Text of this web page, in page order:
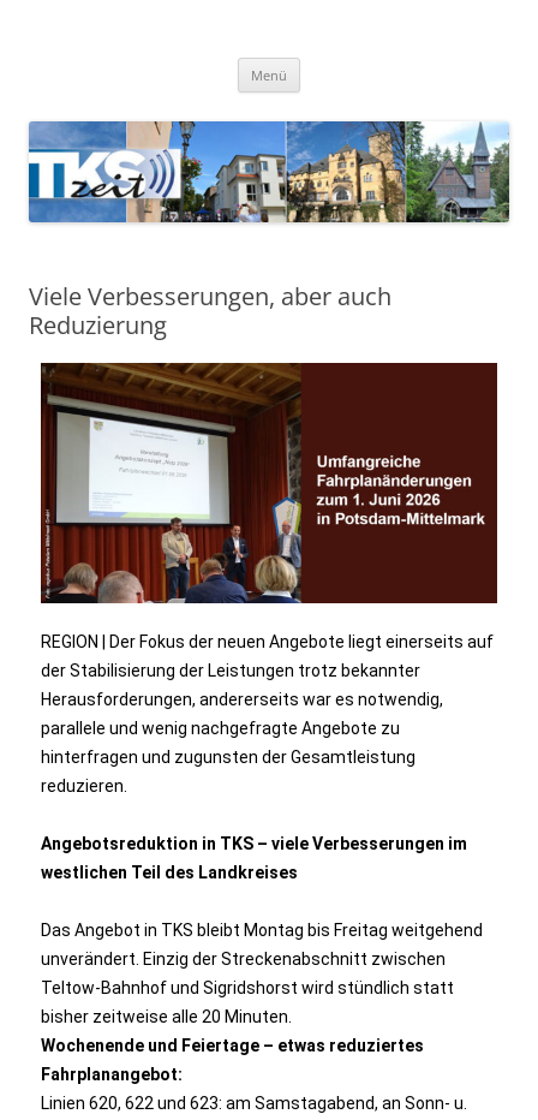
Menü
Viele Verbesserungen, aber auch
Reduzierung
REGION | Der Fokus der neuen Angebote liegt einerseits auf
der Stabilisierung der Leistungen trotz bekannter
Herausforderungen, andererseits war es notwendig,
parallele und wenig nachgefragte Angebote zu
hinterfragen und zugunsten der Gesamtleistung
reduzieren.
Angebotsreduktion in TKS – viele Verbesserungen im
westlichen Teil des Landkreises
Das Angebot in TKS bleibt Montag bis Freitag weitgehend
unverändert. Einzig der Streckenabschnitt zwischen
Teltow-Bahnhof und Sigridshorst wird stündlich statt
bisher zeitweise alle 20 Minuten.
Wochenende und Feiertage – etwas reduziertes
Fahrplanangebot:
Linien 620, 622 und 623: am Samstagabend, an Sonn- u.